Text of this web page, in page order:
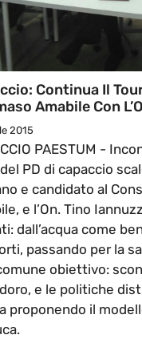
Continua Il
Amabile Con
2015
PAESTUM -
PD di capaccio
e candidato al
e l’On. Tino
dall’acqua come
passando per la
obiettivo:
e le politiche
proponendo il